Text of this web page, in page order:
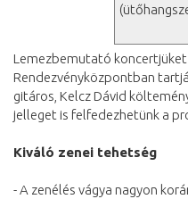
Lemezbemutató koncertjüket
Rendezvényközpontban
gitáros, Kelcz Dávid
jelleget is felfedezhetünk a
Kiváló zenei tehetség
- A zenélés vágya nagyon